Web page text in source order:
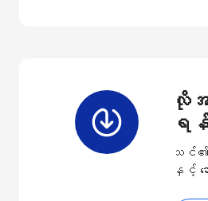
လိုအ
ရ
သင်၏
နှင့်